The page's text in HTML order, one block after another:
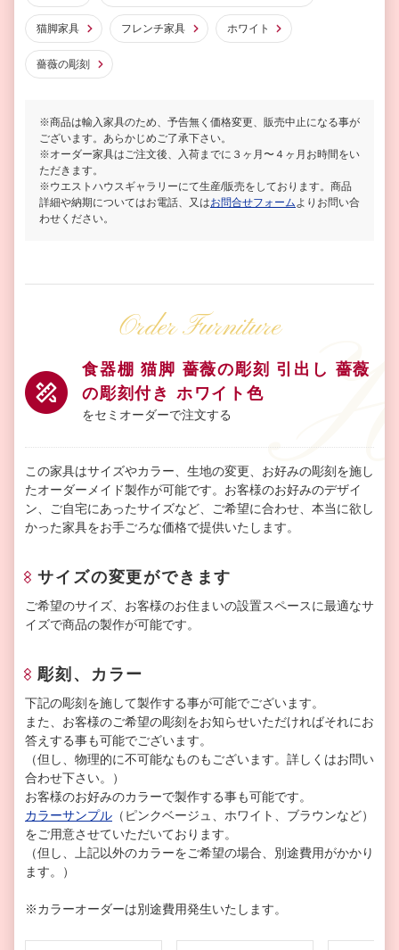
猫脚家具 フレンチ家具 ホワイト
薔薇の彫刻
※商品は輸入家具のため、予告無く価格変更、販売中止になる事が
ございます。あらかじめご了承下さい。
※オーダー家具はご注文後、入荷までに３ヶ月〜４ヶ月お時間をい
ただきます。
※ウエストハウスギャラリーにて生産/販売をしております。商品
詳細や納期についてはお電話、又はお問合せフォーム よりお問い合
わせください。
Order Furniture
食器棚 猫脚 薔薇の彫刻 引出し 薔薇
の彫刻付き ホワイト色
をセミオーダーで注文する
この家具はサイズやカラー、生地の変更、お好みの彫刻を施し
たオーダーメイド製作が可能です。お客様のお好みのデザイ
ン、ご自宅にあったサイズなど、ご希望に合わせ、本当に欲し
かった家具をお手ごろな価格で提供いたします。
サイズの変更ができます
ご希望のサイズ、お客様のお住まいの設置スペースに最適なサ
イズで商品の製作が可能です。
彫刻、カラー
下記の彫刻を施して製作する事が可能でございます。
また、お客様のご希望の彫刻をお知らせいただければそれにお
答えする事も可能でございます。
（但し、物理的に不可能なものもございます。詳しくはお問い
合わせ下さい。）
お客様のお好みのカラーで製作する事も可能です。
カラーサンプル （ピンクベージュ、ホワイト、ブラウンなど）
をご用意させていただいております。
（但し、上記以外のカラーをご希望の場合、別途費用がかかり
ます。）
※カラーオーダーは別途費用発生いたします。